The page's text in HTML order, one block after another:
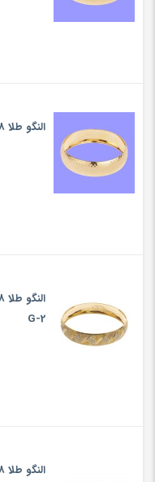
النگو طلا 18 عیار زنانه گالری یارطلا کد AL47-G-4
G-2
النگو طلا 18 عیار زنانه دُرج مدل VB19-1